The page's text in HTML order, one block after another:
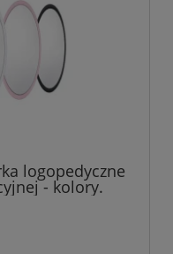
logopedyczne
- kolory.